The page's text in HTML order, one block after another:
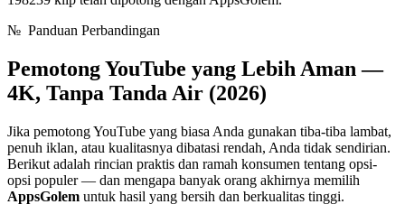
№ Panduan Perbandingan
Pemotong YouTube yang Lebih Aman —
4K, Tanpa Tanda Air (2026)
Jika pemotong YouTube yang biasa Anda gunakan tiba-tiba lambat,
penuh iklan, atau kualitasnya dibatasi rendah, Anda tidak sendirian.
Berikut adalah rincian praktis dan ramah konsumen tentang opsi-
opsi populer — dan mengapa banyak orang akhirnya memilih
AppsGolem untuk hasil yang bersih dan berkualitas tinggi.